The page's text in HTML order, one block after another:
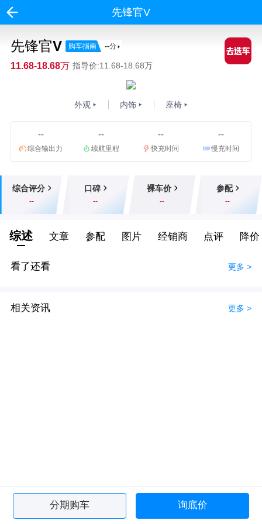
先锋官V
先锋官V 购车指南 --分
11.68-18.68万 指导价:11.68-18.68万
外观 内饰 座椅
--
综合输出力
--
续航里程
--
快充时间
--
慢充时间
综合评分
--
口碑
--
裸车价
--
参配
--
综述 文章 参配 图片 经销商 点评 降价
看了还看 更多 >
相关资讯 更多 >
分期购车 询底价